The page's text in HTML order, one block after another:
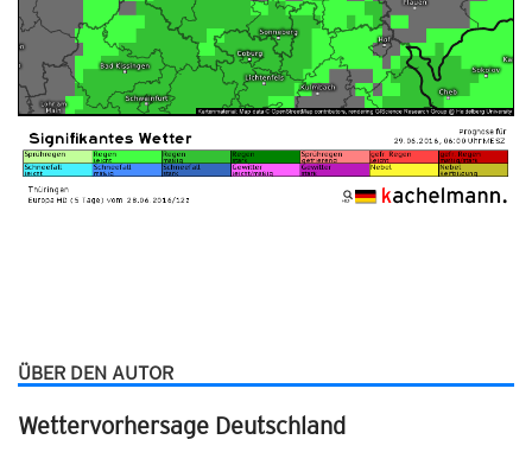
ÜBER DEN AUTOR
Wettervorhersage Deutschland